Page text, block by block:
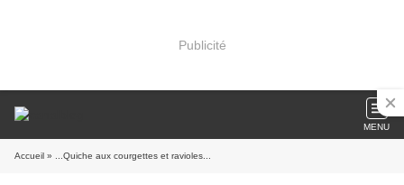
Publicité
MENU
Accueil » ...Quiche aux courgettes et ravioles...